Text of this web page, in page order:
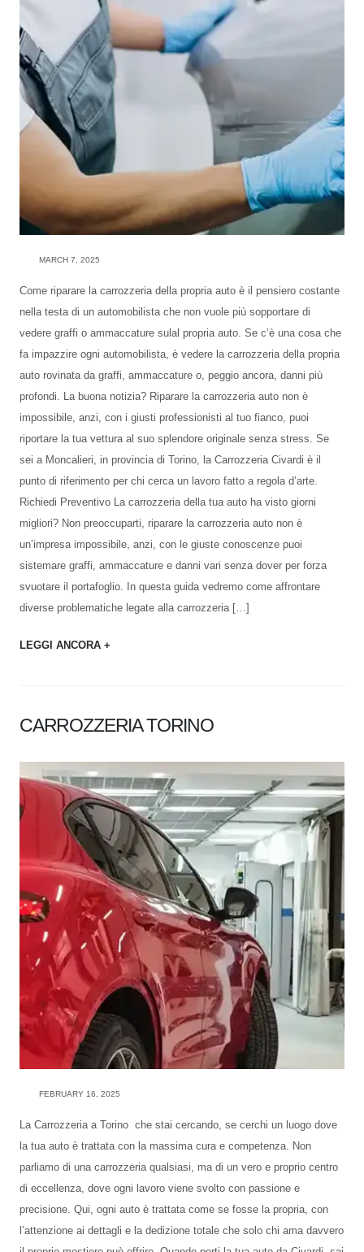
MARCH 7, 2025
Come riparare la carrozzeria della propria auto è il pensiero costante
nella testa di un automobilista che non vuole più sopportare di
vedere graffi o ammaccature sulal propria auto. Se c’è una cosa che
fa impazzire ogni automobilista, è vedere la carrozzeria della propria
auto rovinata da graffi, ammaccature o, peggio ancora, danni più
profondi. La buona notizia? Riparare la carrozzeria auto non è
impossibile, anzi, con i giusti professionisti al tuo fianco, puoi
riportare la tua vettura al suo splendore originale senza stress. Se
sei a Moncalieri, in provincia di Torino, la Carrozzeria Civardi è il
punto di riferimento per chi cerca un lavoro fatto a regola d’arte.
Richiedi Preventivo La carrozzeria della tua auto ha visto giorni
migliori? Non preoccuparti, riparare la carrozzeria auto non è
un’impresa impossibile, anzi, con le giuste conoscenze puoi
sistemare graffi, ammaccature e danni vari senza dover per forza
svuotare il portafoglio. In questa guida vedremo come affrontare
diverse problematiche legate alla carrozzeria […]
LEGGI ANCORA +
CARROZZERIA TORINO
FEBRUARY 16, 2025
La Carrozzeria a Torino che stai cercando, se cerchi un luogo dove
la tua auto è trattata con la massima cura e competenza. Non
parliamo di una carrozzeria qualsiasi, ma di un vero e proprio centro
di eccellenza, dove ogni lavoro viene svolto con passione e
precisione. Qui, ogni auto è trattata come se fosse la propria, con
l’attenzione ai dettagli e la dedizione totale che solo chi ama davvero